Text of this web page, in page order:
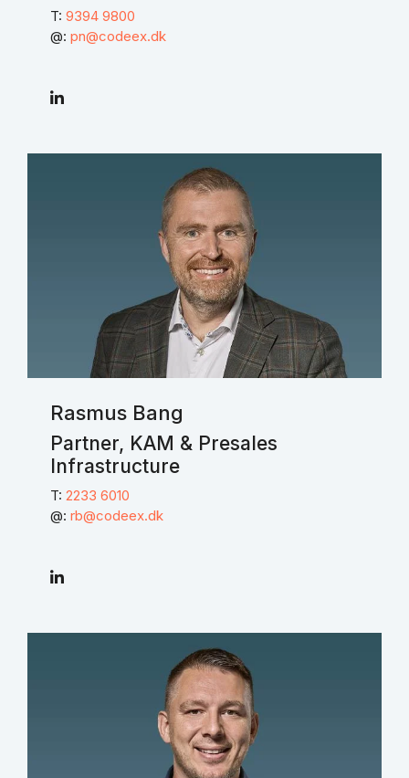
T: 9394 9800
@: pn@codeex.dk
Rasmus Bang
Partner, KAM & Presales
Infrastructure
T: 2233 6010
@: rb@codeex.dk